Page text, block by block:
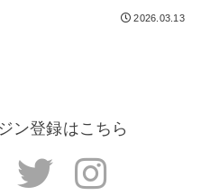
2026.03.13
ン登録はこちら